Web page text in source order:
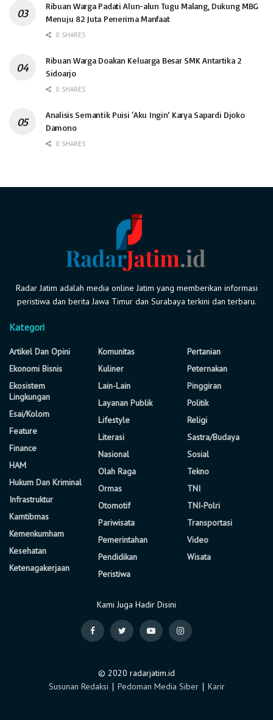
Ribuan Warga Padati Alun-alun Tugu Malang, Dukung MBG
Menuju 82 Juta Penerima Manfaat
0 SHARES
Ribuan Warga Doakan Keluarga Besar SMK Antartika 2
Sidoarjo
0 SHARES
Analisis Semantik Puisi ‘Aku Ingin’ Karya Sapardi Djoko
Damono
0 SHARES
Radar Jatim adalah media online Jatim yang memberikan informasi
peristiwa dan berita Jawa Timur dan Surabaya terkini dan terbaru.
Kategori
Artikel Dan Opini
Ekonomi Bisnis
Ekosistem
Lingkungan
Esai/Kolom
Feature
Finance
HAM
Hukum Dan Kriminal
Infrastruktur
Kamtibmas
Kemenkumham
Kesehatan
Ketenagakerjaan
Komunitas
Kuliner
Lain-Lain
Layanan Publik
Lifestyle
Literasi
Nasional
Olah Raga
Ormas
Otomotif
Pariwisata
Pemerintahan
Pendidikan
Peristiwa
Pertanian
Peternakan
Pinggiran
Politik
Religi
Sastra/Budaya
Sosial
Tekno
TNI
TNI-Polri
Transportasi
Video
Wisata
Kami Juga Hadir Disini
© 2020 radarjatim.id
Susunan Redaksi ∣ Pedoman Media Siber∣ Karir